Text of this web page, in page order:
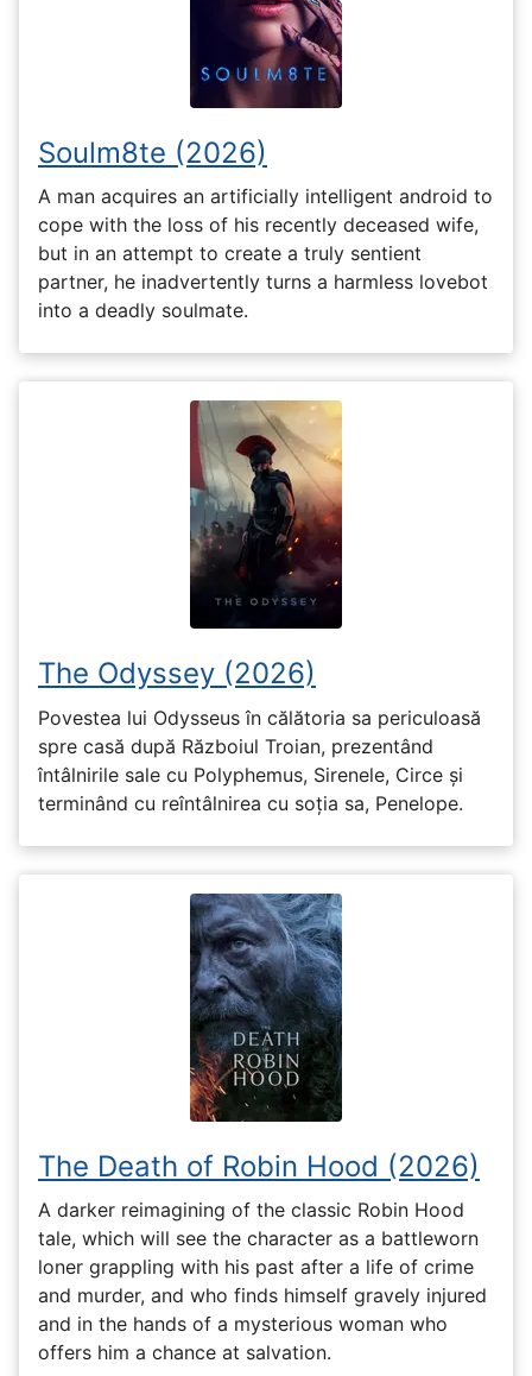
Soulm8te (2026)
A man acquires an artificially intelligent android to
cope with the loss of his recently deceased wife,
but in an attempt to create a truly sentient
partner, he inadvertently turns a harmless lovebot
into a deadly soulmate.
The Odyssey (2026)
Povestea lui Odysseus în călătoria sa periculoasă
spre casă după Războiul Troian, prezentând
întâlnirile sale cu Polyphemus, Sirenele, Circe și
terminând cu reîntâlnirea cu soția sa, Penelope.
The Death of Robin Hood (2026)
A darker reimagining of the classic Robin Hood
tale, which will see the character as a battleworn
loner grappling with his past after a life of crime
and murder, and who finds himself gravely injured
and in the hands of a mysterious woman who
offers him a chance at salvation.